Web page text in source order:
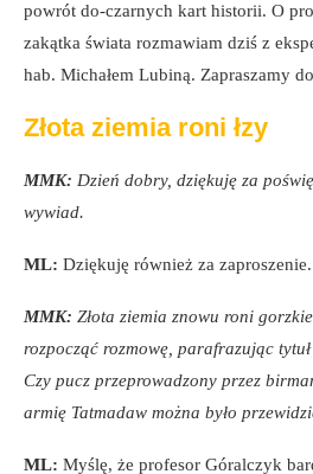
powrót do-czarnych kart historii. O
zakątka świata rozmawiam dziś z
hab. Michałem Lubiną. Zapraszamy
Złota ziemia roni łzy
MMK: Dzień dobry, dziękuję za
wywiad.
ML: Dziękuję również za zaproszenie.
MMK: Złota ziemia znowu roni
rozpocząć rozmowę, parafrazując
Czy pucz przeprowadzony przez
armię Tatmadaw można było
ML: Myślę, że profesor Góralczyk